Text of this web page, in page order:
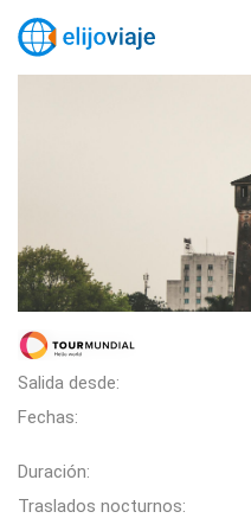
Salida desde:
Fechas:
Duración:
Traslados nocturnos: